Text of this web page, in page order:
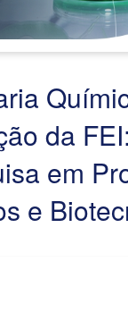
da
em
e